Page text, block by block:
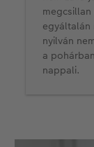
egyáltalán
nyilván
a
nappali.